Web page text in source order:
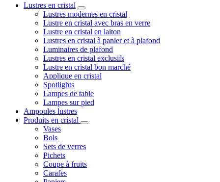
Lustres en cristal
Lustres modernes en cristal
Lustre en cristal avec bras en verre
Lustre en cristal en laiton
Lustres en cristal à panier et à plafond
Luminaires de plafond
Lustres en cristal exclusifs
Lustre en cristal bon marché
Applique en cristal
Spotlights
Lampes de table
Lampes sur pied
Ampoules lustres
Produits en cristal
Vases
Bols
Sets de verres
Pichets
Coupe à fruits
Carafes